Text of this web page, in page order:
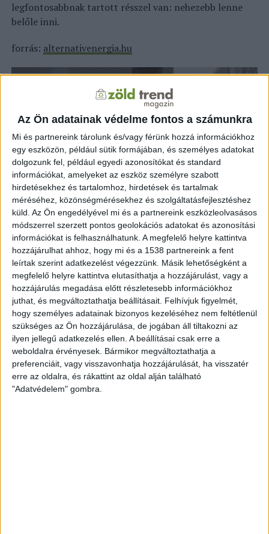
Az Ön adatainak védelme fontos a számunkra
Mi és partnereink tárolunk és/vagy férünk hozzá információkhoz
egy eszközön, például sütik formájában, és személyes adatokat
dolgozunk fel, például egyedi azonosítókat és standard
információkat, amelyeket az eszköz személyre szabott
hirdetésekhez és tartalomhoz, hirdetések és tartalmak
méréséhez, közönségmérésekhez és szolgáltatásfejlesztéshez
küld. Az Ön engedélyével mi és a partnereink eszközleolvasásos
módszerrel szerzett pontos geolokációs adatokat és azonosítási
információkat is felhasználhatunk. A megfelelő helyre kattintva
hozzájárulhat ahhoz, hogy mi és a 1538 partnereink a fent
leírtak szerint adatkezelést végezzünk. Másik lehetőségként a
megfelelő helyre kattintva elutasíthatja a hozzájárulást, vagy a
hozzájárulás megadása előtt részletesebb információkhoz
juthat, és megváltoztathatja beállításait. Felhívjuk figyelmét,
hogy személyes adatainak bizonyos kezeléséhez nem feltétlenül
szükséges az Ön hozzájárulása, de jogában áll tiltakozni az
ilyen jellegű adatkezelés ellen. A beállításai csak erre a
weboldalra érvényesek. Bármikor megváltoztathatja a
preferenciáit, vagy visszavonhatja hozzájárulását, ha visszatér
erre az oldalra, és rákattint az oldal alján található
"Adatvédelem" gombra.
legfontosabbnak tartott résszel van: nehezebb lenne
belőle inni.
forrás: alternativenergia.hu
HEINEKEN
EZ IS ÉRDEKELHET
1 COMMENT
DESIGN